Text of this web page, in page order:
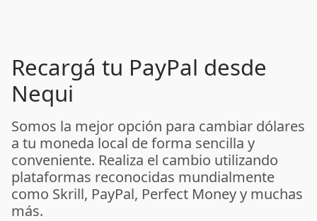
Recargá tu PayPal desde
Nequi
Somos la mejor opción para cambiar dólares
a tu moneda local de forma sencilla y
conveniente. Realiza el cambio utilizando
plataformas reconocidas mundialmente
como Skrill, PayPal, Perfect Money y muchas
más.